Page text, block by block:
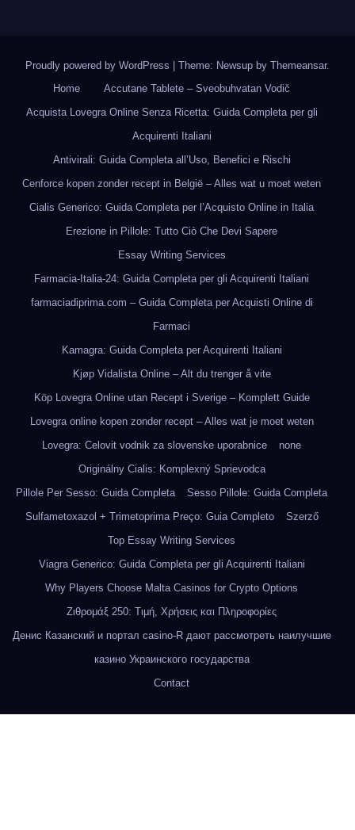
Proudly powered by WordPress Theme: Newsup by Themeansar.
Home
Accutane Tablete – Sveobuhvatan Vodič
Acquista Lovegra Online Senza Ricetta: Guida Completa per gli
Acquirenti Italiani
Antivirali: Guida Completa all’Uso, Benefici e Rischi
Cenforce kopen zonder recept in België – Alles wat u moet weten
Cialis Generico: Guida Completa per l’Acquisto Online in Italia
Erezione in Pillole: Tutto Ciò Che Devi Sapere
Essay Writing Services
Farmacia-Italia-24: Guida Completa per gli Acquirenti Italiani
farmaciadiprima.com – Guida Completa per Acquisti Online di
Farmaci
Kamagra: Guida Completa per Acquirenti Italiani
Kjøp Vidalista Online – Alt du trenger å vite
Köp Lovegra Online utan Recept i Sverige – Komplett Guide
Lovegra online kopen zonder recept – Alles wat je moet weten
Lovegra: Celovit vodnik za slovenske uporabnice
none
Originálny Cialis: Komplexný Sprievodca
Pillole Per Sesso: Guida Completa
Sesso Pillole: Guida Completa
Sulfametoxazol + Trimetoprima Preço: Guia Completo
Szerző
Top Essay Writing Services
Viagra Generico: Guida Completa per gli Acquirenti Italiani
Why Players Choose Malta Casinos for Crypto Options
Ζιθρομάξ 250: Τιμή, Χρήσεις και Πληροφορίες
Денис Казанский и портал casino-R дают рассмотреть наилучшие
казино Украинского государства
Contact